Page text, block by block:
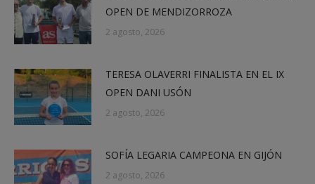
OPEN DE MENDIZORROZA
2 agosto, 2026
TERESA OLAVERRI FINALISTA EN EL IX
OPEN DANI USÓN
2 agosto, 2026
SOFÍA LEGARIA CAMPEONA EN GIJÓN
2 agosto, 2026